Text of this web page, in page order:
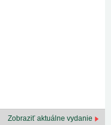
Zobraziť aktuálne vydanie